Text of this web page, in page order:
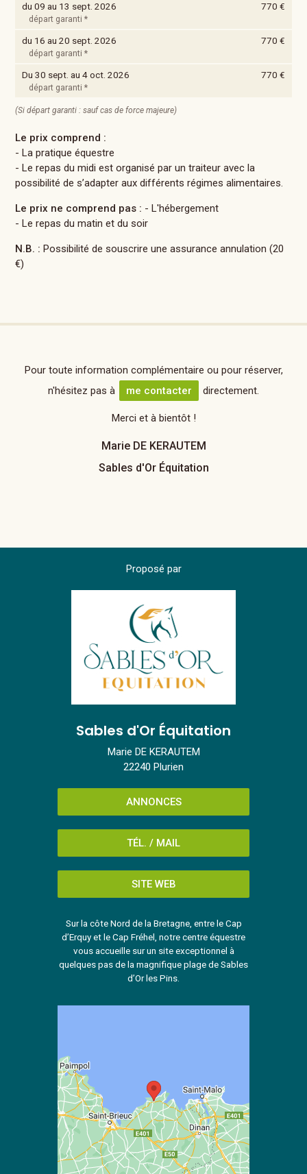
du 09 au 13 sept. 2026 770 €
départ garanti *
du 16 au 20 sept. 2026 770 €
départ garanti *
Du 30 sept. au 4 oct. 2026 770 €
départ garanti *
(Si départ garanti : sauf cas de force majeure)
Le prix comprend :
- La pratique équestre
- Le repas du midi est organisé par un traiteur avec la
possibilité de s’adapter aux différents régimes alimentaires.
Le prix ne comprend pas : - L'hébergement
- Le repas du matin et du soir
N.B. : Possibilité de souscrire une assurance annulation (20
€)
Pour toute information complémentaire ou pour réserver,
n'hésitez pas à
me contacter directement.
Merci et à bientôt !
Marie DE KERAUTEM
Sables d'Or Équitation
Proposé par
Sables d'Or Équitation
Marie DE KERAUTEM
22240 Plurien
ANNONCES
TÉL. / MAIL
SITE WEB
Sur la côte Nord de la Bretagne, entre le Cap
d’Erquy et le Cap Fréhel, notre centre équestre
vous accueille sur un site exceptionnel à
quelques pas de la magnifique plage de Sables
d’Or les Pins.